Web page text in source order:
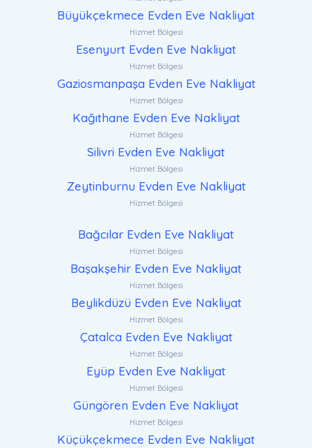
Büyükçekmece Evden Eve Nakliyat
Hizmet Bölgesi
Esenyurt Evden Eve Nakliyat
Hizmet Bölgesi
Gaziosmanpaşa Evden Eve Nakliyat
Hizmet Bölgesi
Kağıthane Evden Eve Nakliyat
Hizmet Bölgesi
Silivri Evden Eve Nakliyat
Hizmet Bölgesi
Zeytinburnu Evden Eve Nakliyat
Hizmet Bölgesi
Bağcılar Evden Eve Nakliyat
Hizmet Bölgesi
Başakşehir Evden Eve Nakliyat
Hizmet Bölgesi
Beylikdüzü Evden Eve Nakliyat
Hizmet Bölgesi
Çatalca Evden Eve Nakliyat
Hizmet Bölgesi
Eyüp Evden Eve Nakliyat
Hizmet Bölgesi
Güngören Evden Eve Nakliyat
Hizmet Bölgesi
Küçükçekmece Evden Eve Nakliyat